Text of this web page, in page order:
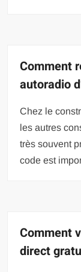
Comment
autoradio
Chez le
les autres
très souvent
code est
Comment
direct